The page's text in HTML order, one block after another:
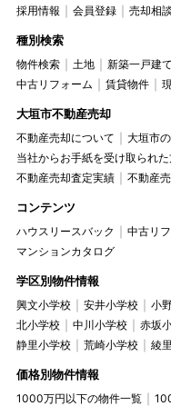
採用情報
会員登録 売却相談
種別検索
物件検索 土地 新築一戸建て
中古リフォーム
賃貸物件
大垣市不動産売却
不動産売却について
大垣市
当社からお手紙を受け取られ
不動産売却査定実績
不動産
コンテンツ
ハウスリースバック 中古リ
マンションカタログ
学区別物件情報
興文小学校 安井小学校 小
北小学校
中川小学校 赤坂
静里小学校
荒崎小学校 綾
価格別物件情報
1000万円以下の物件一覧